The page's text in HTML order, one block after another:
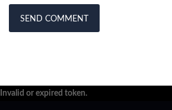
Invalid or expired token.